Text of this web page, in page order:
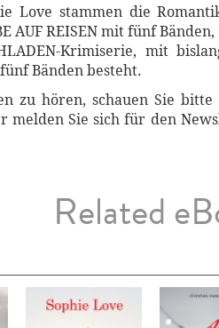
Love stammen die
AUF REISEN mit fünf
Krimiserie, mit
Bänden besteht.
zu hören, schauen Sie
melden Sie sich für den
Related